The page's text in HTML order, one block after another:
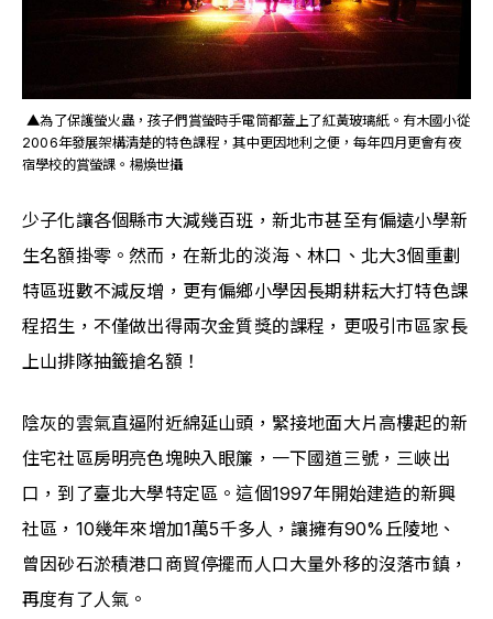
2006年發展架構清楚的特色課程，其中更因地利之便，每年四月更會有夜
宿學校的賞螢課。楊煥世攝
少子化讓各個縣市大減幾百班，新北市甚至有偏遠小學新
生名額掛零。然而，在新北的淡海、林口、北大3個重劃
特區班數不減反增，更有偏鄉小學因長期耕耘大打特色課
程招生，不僅做出得兩次金質獎的課程，更吸引市區家長
上山排隊抽籤搶名額！
陰灰的雲氣直逼附近綿延山頭，緊接地面大片高樓起的新
住宅社區房明亮色塊映入眼簾，一下國道三號，三峽出
口，到了臺北大學特定區。這個1997年開始建造的新興
社區，10幾年來增加1萬5千多人，讓擁有90%丘陵地、
曾因砂石淤積港口商貿停擺而人口大量外移的沒落市鎮，
再度有了人氣。